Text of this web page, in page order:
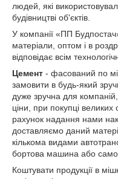
людей, які
будівництві об'єктів.
У компанії «ПП
матеріали, оптом і в
відповідає всім
Цемент - фасований по
замовити в будь-який
дуже зручна для
ціни, при покупці великих
рахунок надання нами
доставляємо даний
кількома видами
бортова машина або
Коштувати продукції в